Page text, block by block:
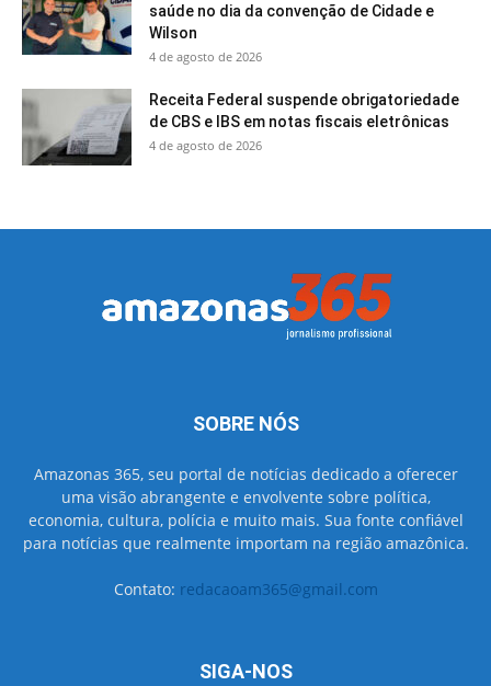
saúde no dia da convenção de Cidade e
Wilson
4 de agosto de 2026
Receita Federal suspende obrigatoriedade
de CBS e IBS em notas fiscais eletrônicas
4 de agosto de 2026
SOBRE NÓS
Amazonas 365, seu portal de notícias dedicado a oferecer
uma visão abrangente e envolvente sobre política,
economia, cultura, polícia e muito mais. Sua fonte confiável
para notícias que realmente importam na região amazônica.
Contato: redacaoam365@gmail.com
SIGA-NOS